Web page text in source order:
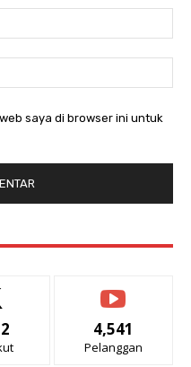
saya di browser ini untuk
4,541
Pelanggan